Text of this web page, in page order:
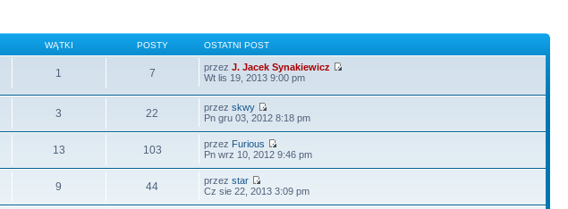
WĄTKI POSTY OSTATNI POST
1 7 przezJ. Jacek Synakiewicz
Wt lis 19, 2013 9:00 pm
3 22 przezskwy
Pn gru 03, 2012 8:18 pm
13 103 przez Furious
Pn wrz 10, 2012 9:46 pm
9 44 przezstar
Cz sie 22, 2013 3:09 pm